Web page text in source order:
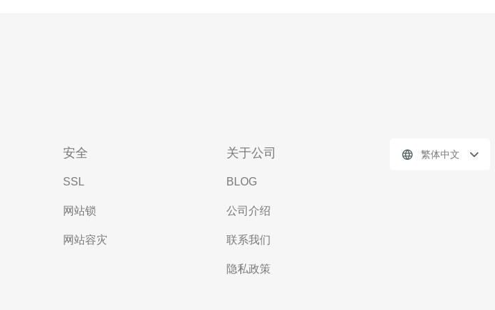
安全
SSL
网站锁
网站容灾
关于公司
BLOG
公司介绍
联系我们
隐私政策
繁体中文